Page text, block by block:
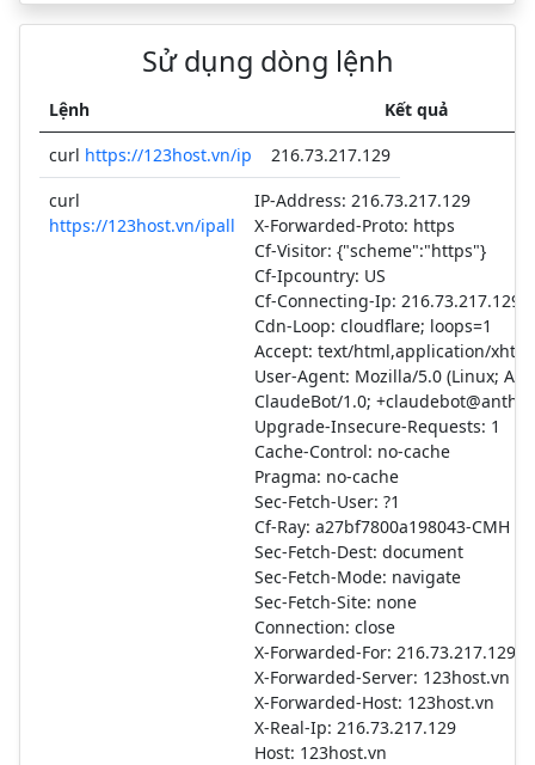
Sử dụng dòng lệnh
Lệnh
Kết quả
curl https://123host.vn/ip
216.73.217.129
curl
https://123host.vn/ipall
IP-Address: 216.73.217.129
X-Forwarded-Proto: https
Cf-Visitor: {"scheme":"https"}
Cf-Ipcountry: US
Cf-Connecting-Ip: 216.73.217.129
Cdn-Loop: cloudflare; loops=1
Accept: text/html,application/
User-Agent: Mozilla/5.0 (Linux;
ClaudeBot/1.0;
Upgrade-Insecure-Requests: 1
Cache-Control: no-cache
Pragma: no-cache
Sec-Fetch-User: ?1
Cf-Ray: a27bf7800a198043-CMH
Sec-Fetch-Dest: document
Sec-Fetch-Mode: navigate
Sec-Fetch-Site: none
Connection: close
X-Forwarded-For: 216.73.217.129,
X-Forwarded-Server: 123host.vn
X-Forwarded-Host: 123host.vn
X-Real-Ip: 216.73.217.129
Host: 123host.vn